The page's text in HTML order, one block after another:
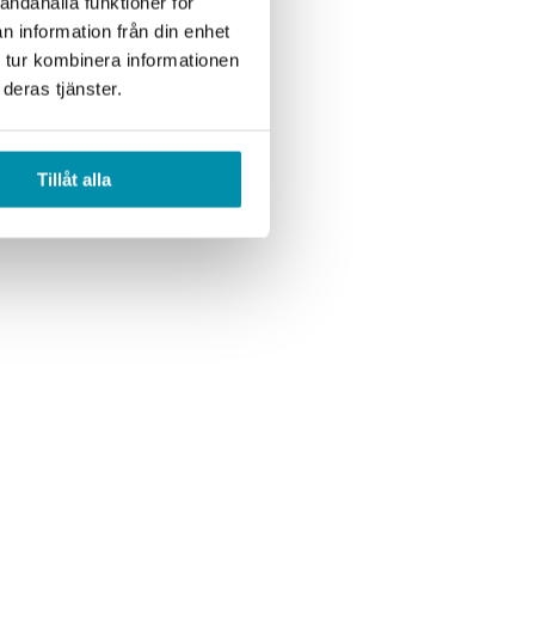
information från din enhet
kombinera informationen
tjänster.
Tillåt alla